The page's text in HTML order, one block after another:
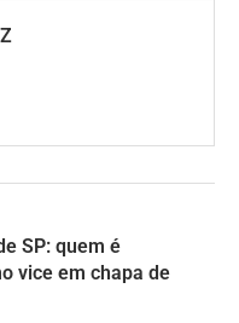
SP: quem é
vice em chapa de